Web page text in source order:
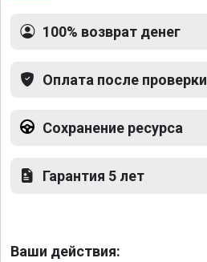
100% возврат денег
Оплата после проверки
Сохранение ресурса
Гарантия 5 лет
Ваши действия: